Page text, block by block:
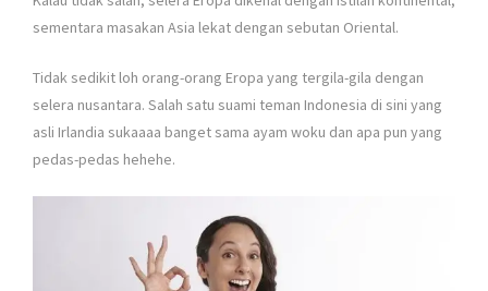
sementara masakan Asia lekat dengan sebutan Oriental.
Tidak sedikit loh orang-orang Eropa yang tergila-gila dengan
selera nusantara. Salah satu suami teman Indonesia di sini yang
asli Irlandia sukaaaa banget sama ayam woku dan apa pun yang
pedas-pedas hehehe.